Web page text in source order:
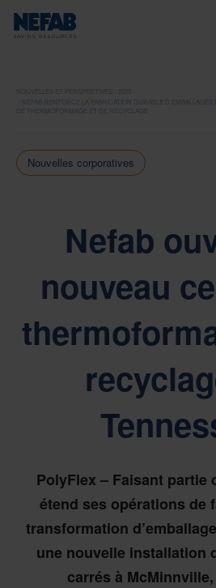
NEFAB RENFORCE LA FABRICATION DURABLE
DE THERMOFORMAGE ET DE RECYCLAGE
Nouvelles corporatives
Nefab
nouveau
PolyFlex – Faisant partie
étend ses opérations de
transformation
une nouvelle installation
carrés à